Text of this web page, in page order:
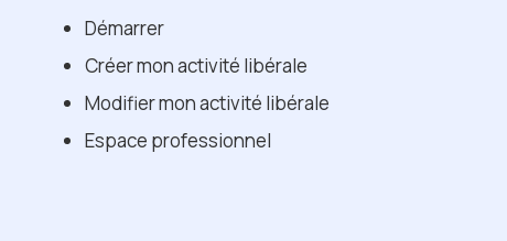
Démarrer
Créer mon activité libérale
Modifier mon activité libérale
Espace professionnel